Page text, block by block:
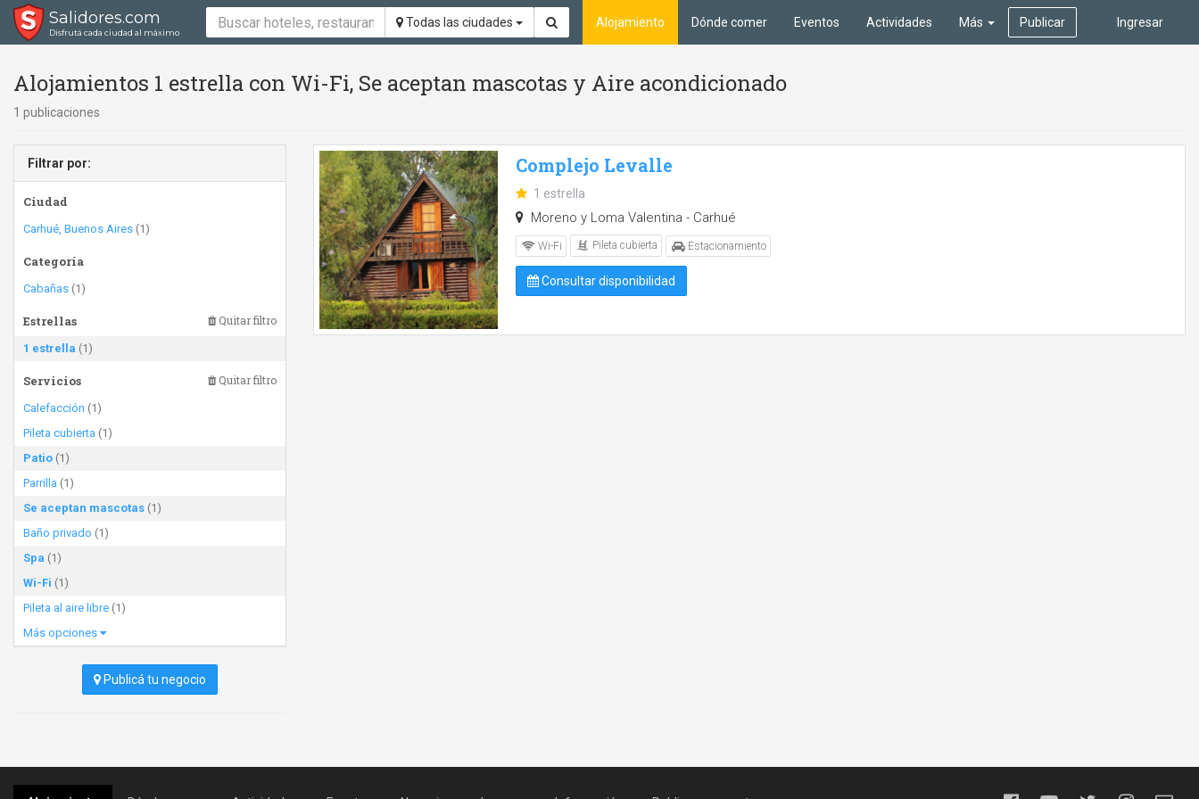
Salidores.com
Disfrutá cada ciudad al máximo
Todas las ciudades Ingresar
Alojamiento Dónde comer Eventos Actividades Más Publicar
Alojamientos 1 estrella con Wi-Fi, Se aceptan mascotas y Aire acondicionado
1 publicaciones
Filtrar por:
Ciudad
Carhué, Buenos Aires (1)
Categoría
Cabañas (1)
Estrellas Quitar filtro
1 estrella (1)
Servicios Quitar filtro
Calefacción (1)
Pileta cubierta (1)
Patio (1)
Parrilla (1)
Se aceptan mascotas (1)
Baño privado (1)
Spa (1)
Wi-Fi (1)
Pileta al aire libre (1)
Más opciones
Publicá tu negocio
Complejo Levalle
1 estrella
Moreno y Loma Valentina - Carhué
Wi-Fi Pileta cubierta Estacionamiento
Consultar disponibilidad